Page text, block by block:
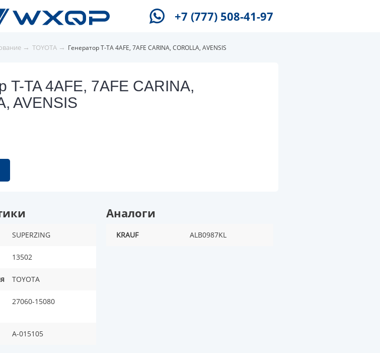
+7 (777) 508-41-97
→ TOYOTA → Генератор T-TA 4AFE, 7AFE CARINA, COROLLA, AVENSIS
T-TA 4AFE, 7AFE CARINA,
AVENSIS
SUPERZING
13502
TOYOTA
27060-15080
A-015105
Аналоги
KRAUF ALB0987KL